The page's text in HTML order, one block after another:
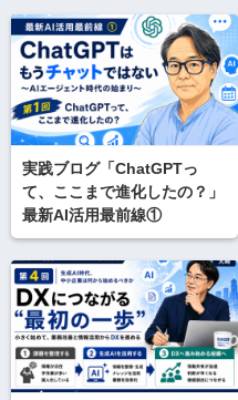
実践ブログ「ChatGPTっ
て、ここまで進化したの？」
最新AI活用最前線①